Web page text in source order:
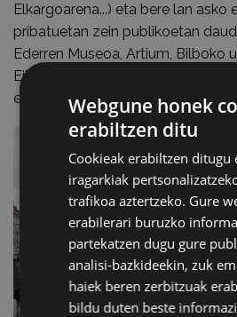
Elkargoarena...) eta bere lan asko
pribatuetan zein publikoetan
Ederren Museoa, Artium, Bilboko
Eibarren ikusteko aukera izango
egin duen lan demasaren zatitxo
Webgune honek
erabiltzen ditu
Cookieak erabiltzen ditugu
iragarkiak
trafikoa aztertzeko. Gure
erabilerari buruzko
partekatzen dugu gure
analisi-bazkideekin, zuk
haiek beren zerbitzuak
bildu duten beste